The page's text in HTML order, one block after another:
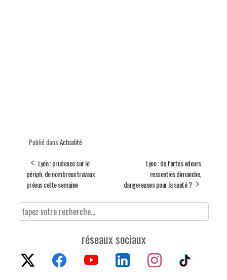
Publié dans Actualité
Lyon : prudence sur le
périph, de nombreux travaux
prévus cette semaine
Lyon : de fortes odeurs
ressenties dimanche,
dangereuses pour la santé ?
réseaux sociaux